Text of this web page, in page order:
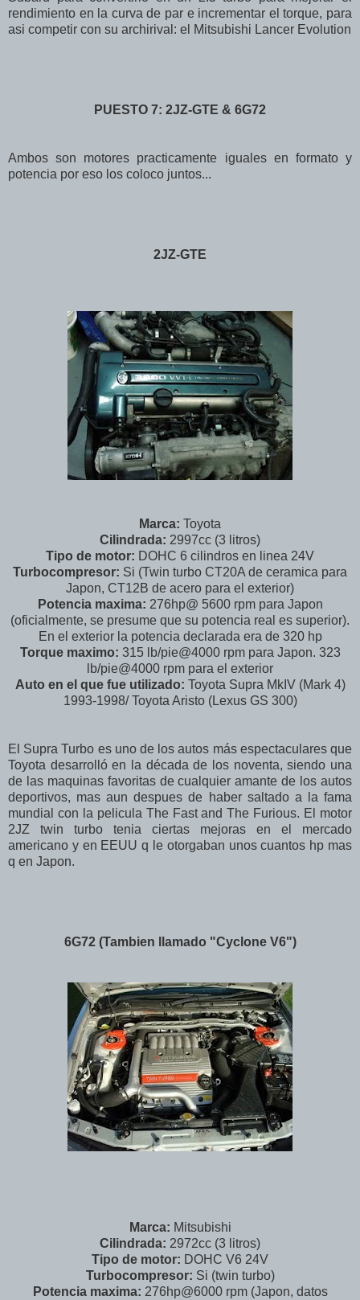
rendimiento en la curva de par e incrementar el torque, para
asi competir con su archirival: el Mitsubishi Lancer Evolution
PUESTO 7: 2JZ-GTE & 6G72
Ambos son motores practicamente iguales en formato y
potencia por eso los coloco juntos...
2JZ-GTE
Marca: Toyota
Cilindrada: 2997cc (3 litros)
Tipo de motor: DOHC 6 cilindros en linea 24V
Turbocompresor: Si (Twin turbo CT20A de ceramica para
Japon, CT12B de acero para el exterior)
Potencia maxima: 276hp@ 5600 rpm para Japon
(oficialmente, se presume que su potencia real es superior).
En el exterior la potencia declarada era de 320 hp
Torque maximo: 315 lb/pie@4000 rpm para Japon. 323
lb/pie@4000 rpm para el exterior
Auto en el que fue utilizado: Toyota Supra MkIV (Mark 4)
1993-1998/ Toyota Aristo (Lexus GS 300)
El Supra Turbo es uno de los autos más espectaculares que
Toyota desarrolló en la década de los noventa, siendo una
de las maquinas favoritas de cualquier amante de los autos
deportivos, mas aun despues de haber saltado a la fama
mundial con la pelicula The Fast and The Furious. El motor
2JZ twin turbo tenia ciertas mejoras en el mercado
americano y en EEUU q le otorgaban unos cuantos hp mas
q en Japon.
6G72 (Tambien llamado "Cyclone V6")
Marca: Mitsubishi
Cilindrada: 2972cc (3 litros)
Tipo de motor: DOHC V6 24V
Turbocompresor: Si (twin turbo)
Potencia maxima: 276hp@6000 rpm (Japon, datos